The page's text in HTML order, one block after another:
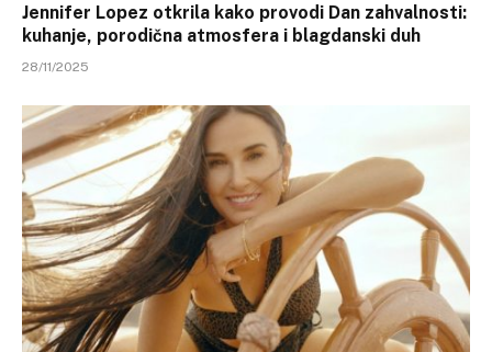
Jennifer Lopez otkrila kako provodi Dan zahvalnosti:
kuhanje, porodična atmosfera i blagdanski duh
28/11/2025